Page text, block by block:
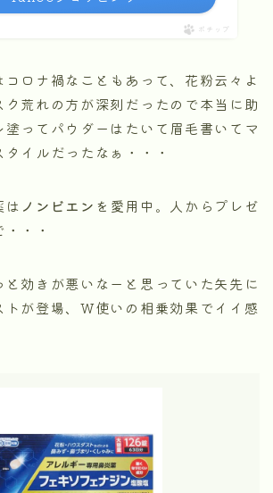
ポチップ
ロナ禍なこともあって、花粉云々よ
ク荒れの方が深刻だったので本当に助
塗ってパウダーはたいて眉毛書いてマ
イルだったなぁ・・・
は ノンビエン を愛用中。人からプレゼ
・・
効きが悪いなーと思っていた矢先に
トが登場、W使いの相乗効果でイイ感